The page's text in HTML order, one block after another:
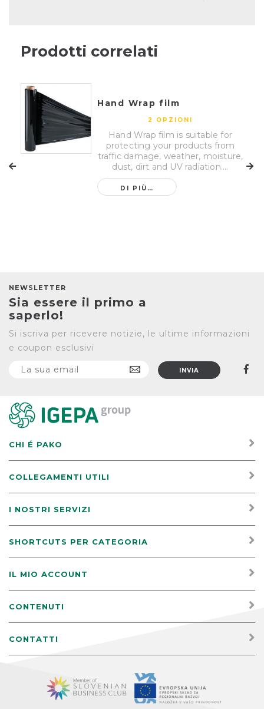
Prodotti correlati
Hand Wrap film
2 OPZIONI
Hand Wrap film is suitable for
protecting your products from
traffic damage, weather, moisture,
dust, dirt and UV radiation....
DI PIÙ…
NEWSLETTER
Sia essere il primo a
saperlo!
Si iscriva per ricevere notizie, le ultime informazioni
e coupon esclusivi
CHI É PAKO
COLLEGAMENTI UTILI
I NOSTRI SERVIZI
SHORTCUTS PER CATEGORIA
IL MIO ACCOUNT
CONTENUTI
CONTATTI